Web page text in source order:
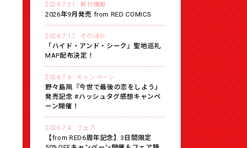
2026.7.21 新刊情報
2026年9月発売 from RED COMICS
2026.7.17 そのほか
「ハイド・アンド・シーク」聖地巡礼
MAP配布決定！
2026.7.6 キャンペーン
野々島凧『今世で最後の恋をしよう』
発売記念 #ハッシュタグ感想キャンペ
ーン開催！
2026.7.4 フェア
【from RED6周年記念】3日間限定